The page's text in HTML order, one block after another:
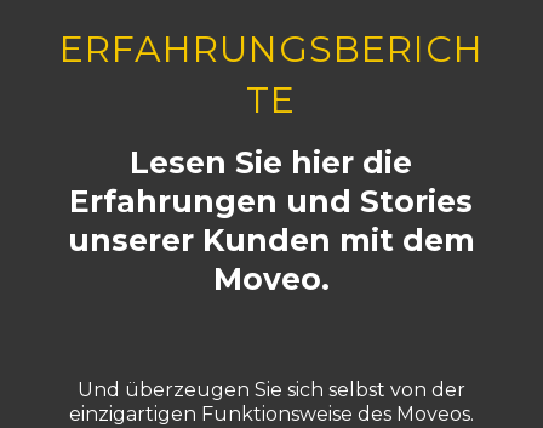
ERFAHRUNGSBERICH
TE
Lesen Sie hier die
Erfahrungen und Stories
unserer Kunden mit dem
Moveo.
Und überzeugen Sie sich selbst von der
einzigartigen Funktionsweise des Moveos.